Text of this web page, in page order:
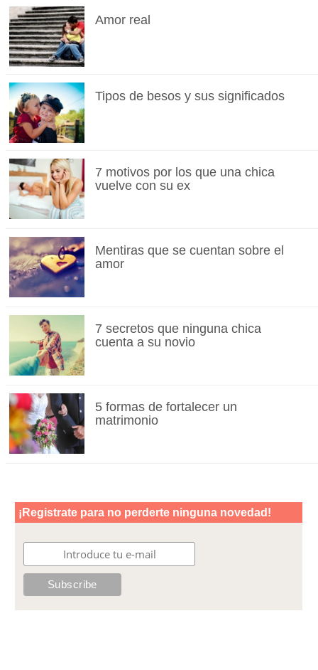
Amor real
Tipos de besos y sus significados
7 motivos por los que una chica
vuelve con su ex
Mentiras que se cuentan sobre el
amor
7 secretos que ninguna chica
cuenta a su novio
5 formas de fortalecer un
matrimonio